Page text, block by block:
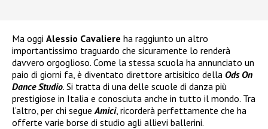
Ma oggi Alessio Cavaliere ha raggiunto un altro
importantissimo traguardo che sicuramente lo renderà
davvero orgoglioso. Come la stessa scuola ha annunciato un
paio di giorni fa, è diventato direttore artisitico della Ods On
Dance Studio. Si tratta di una delle scuole di danza più
prestigiose in Italia e conosciuta anche in tutto il mondo. Tra
l’altro, per chi segue Amici, ricorderà perfettamente che ha
offerte varie borse di studio agli allievi ballerini.